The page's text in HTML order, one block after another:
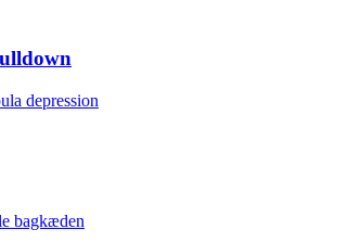
depression
bagkæden